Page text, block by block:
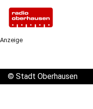
Anzeige
© Stadt Oberhausen